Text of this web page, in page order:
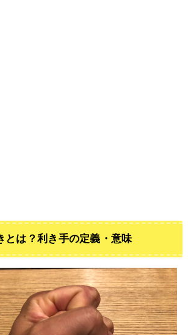
とは？利き手の定義・意味